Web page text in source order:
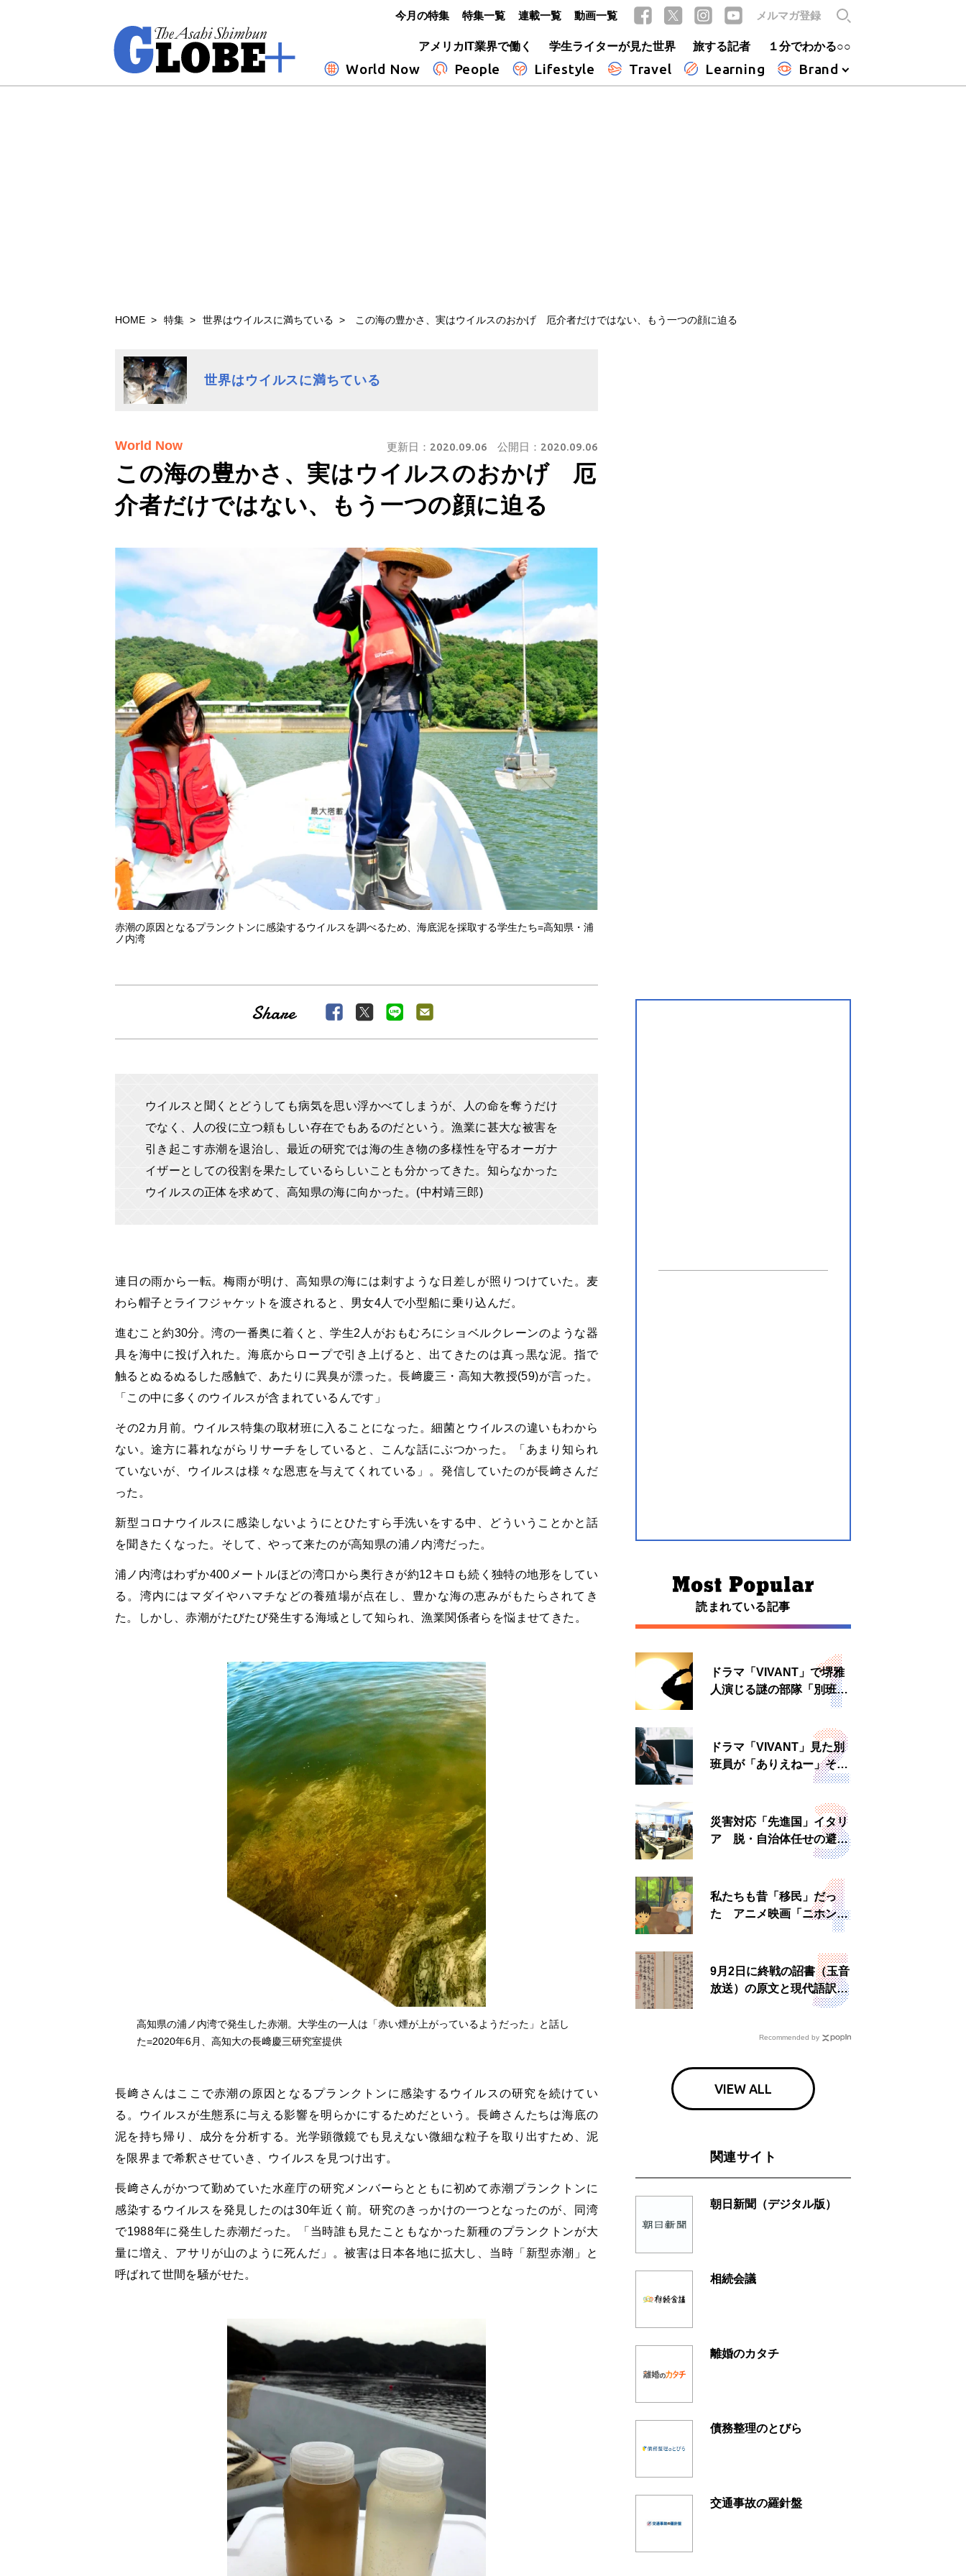
アメリカIT業界で働く
学生ライターが見た世界 旅する記者 １分でわかる○○
World Now People Lifestyle Travel Learning Brand
今月の特集 特集一覧 連載一覧 動画一覧 メルマガ登録
HOME 特集 世界はウイルスに満ちている この海の豊かさ、実はウイルスのおかげ 厄介者だけではない、もう一つの顔に迫る
世界はウイルスに満ちている
この海の豊かさ、実はウイルスのおかげ 厄
介者だけではない、もう一つの顔に迫る
World Now 更新日： 2020.09.06 公開日： 2020.09.06
赤潮の原因となるプランクトンに感染するウイルスを調べるため、海底泥を採取する学生たち=高知県・浦
ノ内湾
ウイルスと聞くとどうしても病気を思い浮かべてしまうが、人の命を奪うだけ
でなく、人の役に立つ頼もしい存在でもあるのだという。漁業に甚大な被害を
引き起こす赤潮を退治し、最近の研究では海の生き物の多様性を守るオーガナ
イザーとしての役割を果たしているらしいことも分かってきた。知らなかった
ウイルスの正体を求めて、高知県の海に向かった。(中村靖三郎)
連日の雨から一転。梅雨が明け、高知県の海には刺すような日差しが照りつけていた。麦
わら帽子とライフジャケットを渡されると、男女4人で小型船に乗り込んだ。
進むこと約30分。湾の一番奥に着くと、学生2人がおもむろにショベルクレーンのような器
具を海中に投げ入れた。海底からロープで引き上げると、出てきたのは真っ黒な泥。指で
触るとぬるぬるした感触で、あたりに異臭が漂った。長﨑慶三・高知大教授(59)が言った。
「この中に多くのウイルスが含まれているんです」
その2カ月前。ウイルス特集の取材班に入ることになった。細菌とウイルスの違いもわから
ない。途方に暮れながらリサーチをしていると、こんな話にぶつかった。「あまり知られ
ていないが、ウイルスは様々な恩恵を与えてくれている」。発信していたのが長﨑さんだ
った。
新型コロナウイルスに感染しないようにとひたすら手洗いをする中、どういうことかと話
を聞きたくなった。そして、やって来たのが高知県の浦ノ内湾だった。
浦ノ内湾はわずか400メートルほどの湾口から奥行きが約12キロも続く独特の地形をしてい
る。湾内にはマダイやハマチなどの養殖場が点在し、豊かな海の恵みがもたらされてき
た。しかし、赤潮がたびたび発生する海域として知られ、漁業関係者らを悩ませてきた。
高知県の浦ノ内湾で発生した赤潮。大学生の一人は「赤い煙が上がっているようだった」と話し
た=2020年6月、高知大の長﨑慶三研究室提供
長﨑さんはここで赤潮の原因となるプランクトンに感染するウイルスの研究を続けてい
る。ウイルスが生態系に与える影響を明らかにするためだという。長﨑さんたちは海底の
泥を持ち帰り、成分を分析する。光学顕微鏡でも見えない微細な粒子を取り出すため、泥
を限界まで希釈させていき、ウイルスを見つけ出す。
長﨑さんがかつて勤めていた水産庁の研究メンバーらとともに初めて赤潮プランクトンに
感染するウイルスを発見したのは30年近く前。研究のきっかけの一つとなったのが、同湾
で1988年に発生した赤潮だった。「当時誰も見たこともなかった新種のプランクトンが大
量に増え、アサリが山のように死んだ」。被害は日本各地に拡大し、当時「新型赤潮」と
呼ばれて世間を騒がせた。
読まれている記事
ドラマ「VIVANT」で堺雅
人演じる謎の部隊「別班」
は実在する？内情知る人物
ドラマ「VIVANT」見た別
班員が「ありえねー」その
理由とは 非公然組織ゆえ
災害対応「先進国」イタリ
ア 脱・自治体任せの避難
所運営、被災者への温かい
私たちも昔「移民」だっ
た アニメ映画「ニホンジ
9月2日に終戦の詔書（玉音
放送）の原文と現代語訳を
読む もう一つの「終戦の
Recommended by
VIEW ALL
関連サイト
朝日新聞（デジタル版）
相続会議
離婚のカタチ
債務整理のとびら
交通事故の羅針盤